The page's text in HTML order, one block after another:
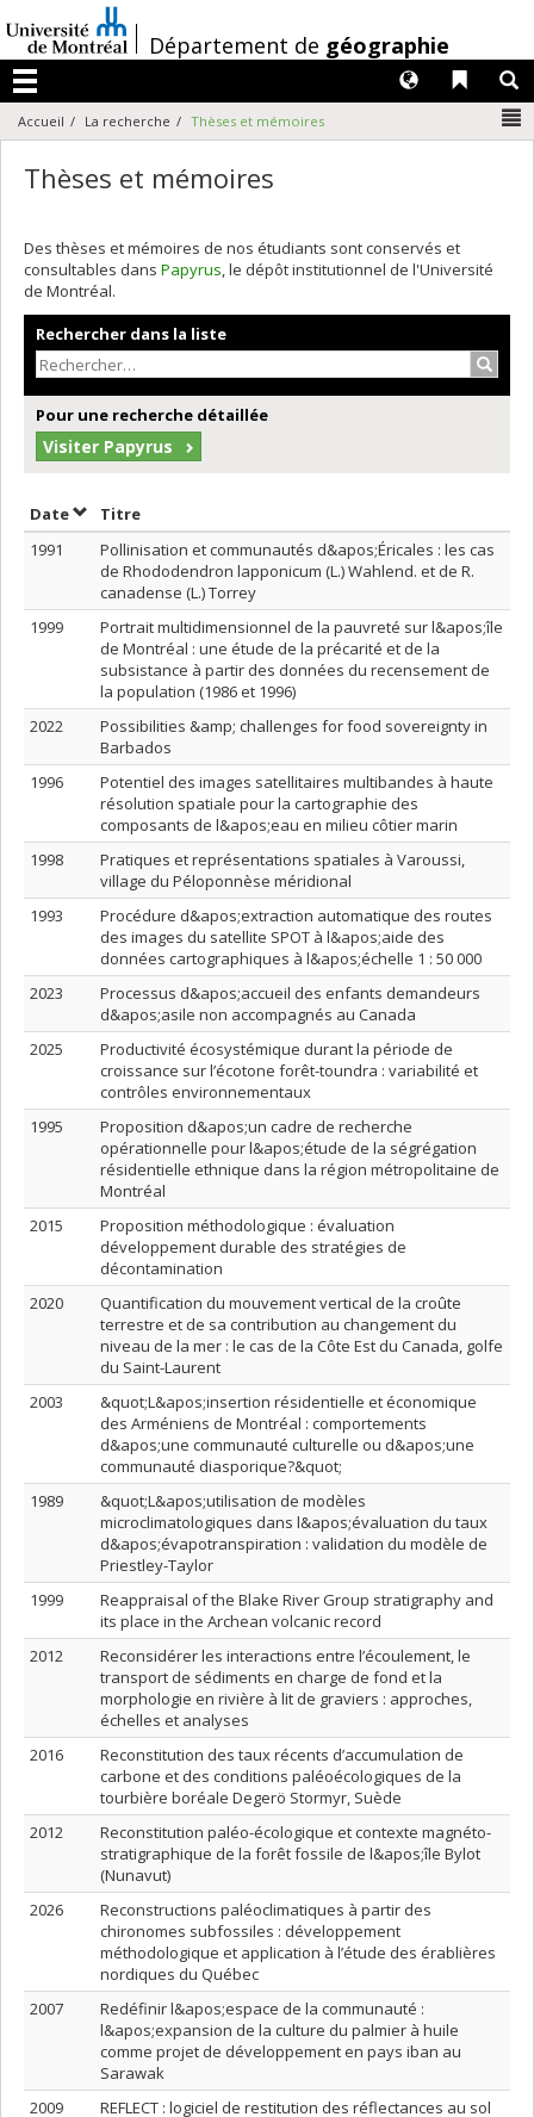
au
contenu
/Département de géographie
Menu
Liens
Langues
Accueil La recherche Thèses et mémoires
Thèses et mémoires
Des thèses et mémoires de nos étudiants sont conservés et
consultables dans Papyrus, le dépôt institutionnel de l'Université
de Montréal.
Rechercher dans la liste
Pour une recherche détaillée
Visiter Papyrus
DateTrier par date en ordre croissant
Titre
1991
Pollinisation et communautés d&apos;Éricales : les cas
de Rhododendron lapponicum (L.) Wahlend. et de R.
canadense (L.) Torrey
1999
Portrait multidimensionnel de la pauvreté sur l&apos;île
de Montréal : une étude de la précarité et de la
subsistance à partir des données du recensement de
la population (1986 et 1996)
2022
Possibilities &amp; challenges for food sovereignty in
Barbados
1996
Potentiel des images satellitaires multibandes à haute
résolution spatiale pour la cartographie des
composants de l&apos;eau en milieu côtier marin
1998
Pratiques et représentations spatiales à Varoussi,
village du Péloponnèse méridional
1993
Procédure d&apos;extraction automatique des routes
des images du satellite SPOT à l&apos;aide des
données cartographiques à l&apos;échelle 1 : 50 000
2023
Processus d&apos;accueil des enfants demandeurs
d&apos;asile non accompagnés au Canada
2025
Productivité écosystémique durant la période de
croissance sur l’écotone forêt-toundra : variabilité et
contrôles environnementaux
1995
Proposition d&apos;un cadre de recherche
opérationnelle pour l&apos;étude de la ségrégation
résidentielle ethnique dans la région métropolitaine de
Montréal
2015
Proposition méthodologique : évaluation
développement durable des stratégies de
décontamination
2020
Quantification du mouvement vertical de la croûte
terrestre et de sa contribution au changement du
niveau de la mer : le cas de la Côte Est du Canada, golfe
du Saint-Laurent
2003
&quot;L&apos;insertion résidentielle et économique
des Arméniens de Montréal : comportements
d&apos;une communauté culturelle ou d&apos;une
communauté diasporique?&quot;
1989
&quot;L&apos;utilisation de modèles
microclimatologiques dans l&apos;évaluation du taux
d&apos;évapotranspiration : validation du modèle de
Priestley-Taylor
1999
Reappraisal of the Blake River Group stratigraphy and
its place in the Archean volcanic record
2012
Reconsidérer les interactions entre l’écoulement, le
transport de sédiments en charge de fond et la
morphologie en rivière à lit de graviers : approches,
échelles et analyses
2016
Reconstitution des taux récents d’accumulation de
carbone et des conditions paléoécologiques de la
tourbière boréale Degerö Stormyr, Suède
2012
Reconstitution paléo-écologique et contexte magnéto-
stratigraphique de la forêt fossile de l&apos;île Bylot
(Nunavut)
2026
Reconstructions paléoclimatiques à partir des
chironomes subfossiles : développement
méthodologique et application à l’étude des érablières
nordiques du Québec
2007
Redéfinir l&apos;espace de la communauté :
l&apos;expansion de la culture du palmier à huile
comme projet de développement en pays iban au
Sarawak
2009
REFLECT : logiciel de restitution des réflectances au sol